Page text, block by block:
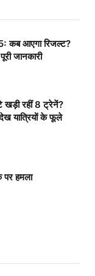
कब आएगा रिजल्ट?
जानकारी
खड़ी रहीं 8 ट्रेनें?
यात्रियों के फूले
पर हमला